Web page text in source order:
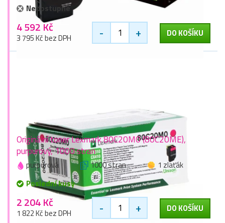
Nedostupné
4 592 Kč
3 795 Kč bez DPH - + DO KOŠÍKU
Originální toner Lexmark 80C20M0 (80C20ME),
purpurový, 1000 stran
purpurová 1000 stran
1 zlaťák
Poslední kusy
2 204 Kč
1 822 Kč bez DPH - + DO KOŠÍKU